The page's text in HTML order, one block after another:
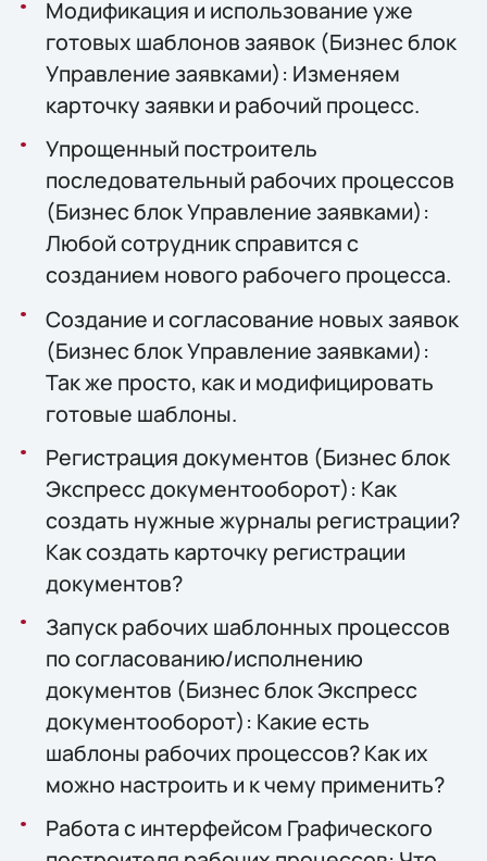
Модификация и использование уже
готовых шаблонов заявок (Бизнес блок
Управление заявками): Изменяем
карточку заявки и рабочий процесс.
Упрощенный построитель
последовательный рабочих процессов
(Бизнес блок Управление заявками):
Любой сотрудник справится с
созданием нового рабочего процесса.
Создание и согласование новых заявок
(Бизнес блок Управление заявками):
Так же просто, как и модифицировать
готовые шаблоны.
Регистрация документов (Бизнес блок
Экспресс документооборот): Как
создать нужные журналы регистрации?
Как создать карточку регистрации
документов?
Запуск рабочих шаблонных процессов
по согласованию/исполнению
документов (Бизнес блок Экспресс
документооборот): Какие есть
шаблоны рабочих процессов? Как их
можно настроить и к чему применить?
Работа с интерфейсом Графического